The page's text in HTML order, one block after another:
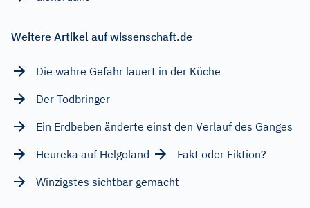
Weitere Artikel auf wissenschaft.de
Die wahre Gefahr lauert in der Küche
Der Todbringer
Ein Erdbeben änderte einst den Verlauf des Ganges
Heureka auf Helgoland
Fakt oder Fiktion?
Winzigstes sichtbar gemacht